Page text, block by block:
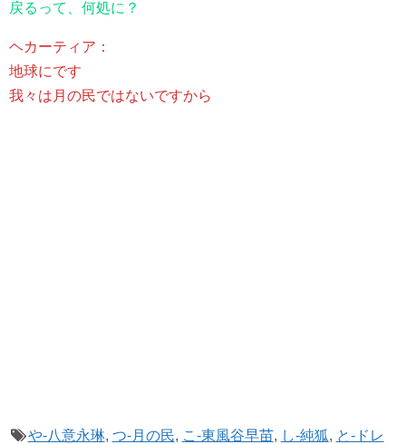
戻るって、何処に？
ヘカーティア：
地球にです
我々は月の民ではないですから
や-八意永琳, つ-月の民, こ-東風谷早苗, し-純狐, と-ドレ